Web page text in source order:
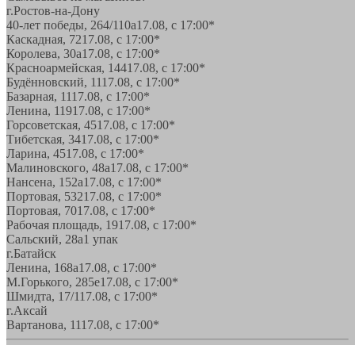
г.Ростов-на-Дону
40-лет победы, 264/110а17.08, с 17:00*
Каскадная, 7217.08, с 17:00*
Королева, 30а17.08, с 17:00*
Красноармейская, 14417.08, с 17:00*
Будённовский, 1117.08, с 17:00*
Базарная, 1117.08, с 17:00*
Ленина, 11917.08, с 17:00*
Горсоветская, 4517.08, с 17:00*
Тибетская, 3417.08, с 17:00*
Ларина, 4517.08, с 17:00*
Малиновского, 48а17.08, с 17:00*
Нансена, 152а17.08, с 17:00*
Портовая, 53217.08, с 17:00*
Портовая, 7017.08, с 17:00*
Рабочая площадь, 1917.08, с 17:00*
Сальский, 28a1 упак
г.Батайск
Ленина, 168а17.08, с 17:00*
М.Горького, 285е17.08, с 17:00*
Шмидта, 17/117.08, с 17:00*
г.Аксай
Вартанова, 1117.08, с 17:00*